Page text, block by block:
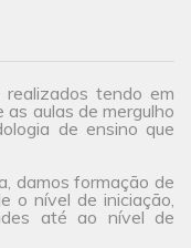
tendo em
as aulas de mergulho
de ensino que
damos formação de
o nível de iniciação,
até ao nível de